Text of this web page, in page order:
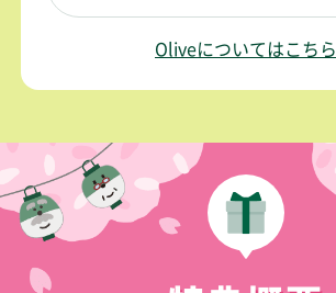
Oliveについてはこちら